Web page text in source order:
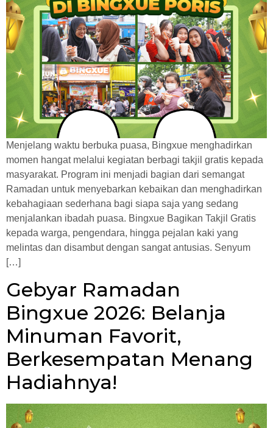
Menjelang waktu berbuka puasa, Bingxue menghadirkan
momen hangat melalui kegiatan berbagi takjil gratis kepada
masyarakat. Program ini menjadi bagian dari semangat
Ramadan untuk menyebarkan kebaikan dan menghadirkan
kebahagiaan sederhana bagi siapa saja yang sedang
menjalankan ibadah puasa. Bingxue Bagikan Takjil Gratis
kepada warga, pengendara, hingga pejalan kaki yang
melintas dan disambut dengan sangat antusias. Senyum
[…]
Gebyar Ramadan
Bingxue 2026: Belanja
Minuman Favorit,
Berkesempatan Menang
Hadiahnya!